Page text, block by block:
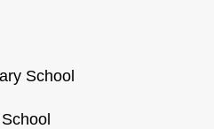
School